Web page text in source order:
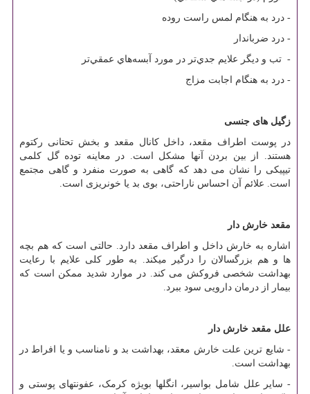
- درد به‌ هنگام‌ لمس‌ راست‌ روده‌
- درد ضرباندار
- تب‌ و ديگر علايم‌ جدي‌تر در مورد آبسه‌هاي‌ عمقي‌تر
- درد به‌ هنگام‌ اجابت‌ مزاج
زگیل های جنسی
در پوست اطراف مقعد، داخل کانال مقعد و بخش تحتانی رکتوم
هستند. از بین بردن آنها مشکل است. در معاینه توده گل کلمی
تیپیکی را نشان می دهد که گاهی به صورت منفرد و گاهی مجتمع
است. علائم آن احساس ناراحتی، بوی بد یا خونریزی است.
مقعد خارش دار
اشاره به خارش داخل و اطراف مقعد دارد. حالتی است که هم بچه
ها و هم بزرگسالان را درگیر می‏کند. به طور کلی علایم با رعایت
بهداشت شخصی فروکش می‏ کند. در موارد شدید ممکن است که
بیمار از درمان دارویی سود ببرد.
علل مقعد خارش دار
- شایع ترین علت خارش معقد، بهداشت بد و نامناسب و یا افراط در
بهداشت است.
- سایر علل شامل بواسیر، انگل‏ها بویژه کرمک، عفونت‏های پوستی و